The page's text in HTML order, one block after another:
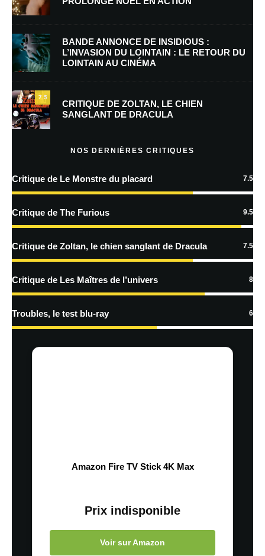
E-mail *
Enregistrer mon nom, mon e-mail et mon site dans le navigateur pour
mon prochain commentaire.
Prévenez-moi de tous les nouveaux commentaires par e-mail.
Prévenez-moi de tous les nouveaux articles par e-mail.
En savoir
traitées
BANDE ANNONCE DE INSIDIOUS :
L’INVASION DU LOINTAIN : LE RETOUR DU
LOINTAIN AU CINÉMA
7.5
CRITIQUE DE ZOLTAN, LE CHIEN
SANGLANT DE DRACULA
NOS DERNIÈRES CRITIQUES
Critique de Le Monstre du placard 7.5
Critique de The Furious 9.5
Critique de Zoltan, le chien sanglant de Dracula 7.5
Critique de Les Maîtres de l’univers 8
Troubles, le test blu-ray 6
Amazon Fire TV Stick 4K Max
Prix indisponible
Voir sur Amazon